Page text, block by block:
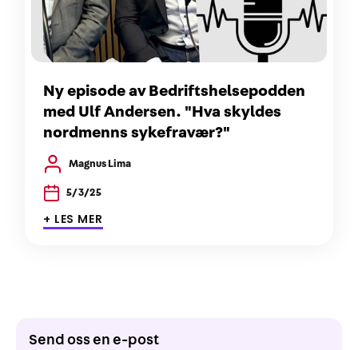
Ny episode av Bedriftshelsepodden
med Ulf Andersen. "Hva skyldes
nordmenns sykefravær?"
Magnus Lima
5/3/25
+ LES MER
Send oss en e-post